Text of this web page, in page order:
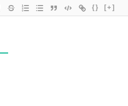
{} [+]